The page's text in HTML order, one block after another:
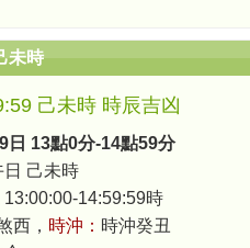
未時
己未時 時辰吉凶
日 13點0分-14點59分
日 己未時
14:59:59時
西， 時沖： 時沖癸丑